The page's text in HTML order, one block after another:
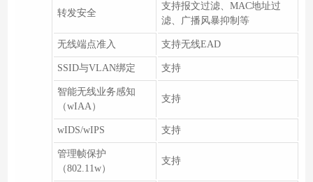
转发安全
支持报文过滤、MAC地址过
滤、广播风暴抑制等
无线端点准入 支持无线EAD
SSID与VLAN绑定 支持
智能无线业务感知
（wIAA）
支持
wIDS/wIPS 支持
管理帧保护
（802.11w）
支持